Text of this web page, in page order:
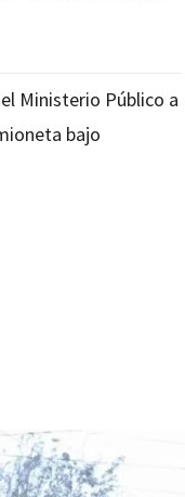
Ministerio Público a
bajo